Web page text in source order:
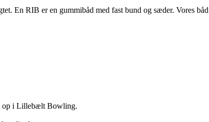
En RIB er en gummibåd med fast bund og sæder. Vores
op i Lillebælt Bowling.